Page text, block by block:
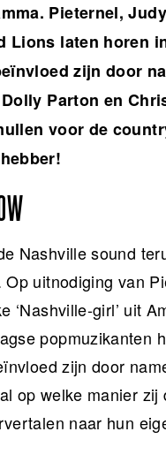
Pieternel,
Lions laten horen
zijn door
Parton en
voor de
Nashville sound
Op uitnodiging van
‘Nashville-girl’ uit
popmuzikanten
zijn door
op welke manier zij
naar hun